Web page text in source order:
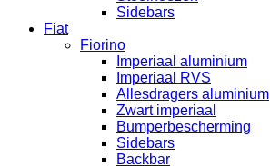
Sidebars
Fiat
Fiorino
Imperiaal aluminium
Imperiaal RVS
Allesdragers aluminium
Zwart imperiaal
Bumperbescherming
Sidebars
Backbar